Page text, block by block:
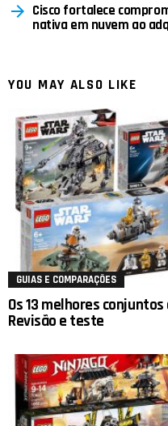
Cisco fortalece
nativa em nuvem ao
YOU MAY ALSO LIKE
GUIAS E COMPARAÇÕES
Os 13 melhores conjuntos
Revisão e teste